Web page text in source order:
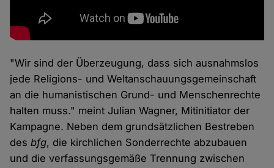
"Wir sind der Überzeugung, dass sich ausnahmslos
jede Religions- und Weltanschauungsgemeinschaft
an die humanistischen Grund- und Menschenrechte
halten muss." meint Julian Wagner, Mitinitiator der
Kampagne. Neben dem grundsätzlichen Bestreben
desbfg, die kirchlichen Sonderrechte abzubauen
und die verfassungsgemäße Trennung zwischen